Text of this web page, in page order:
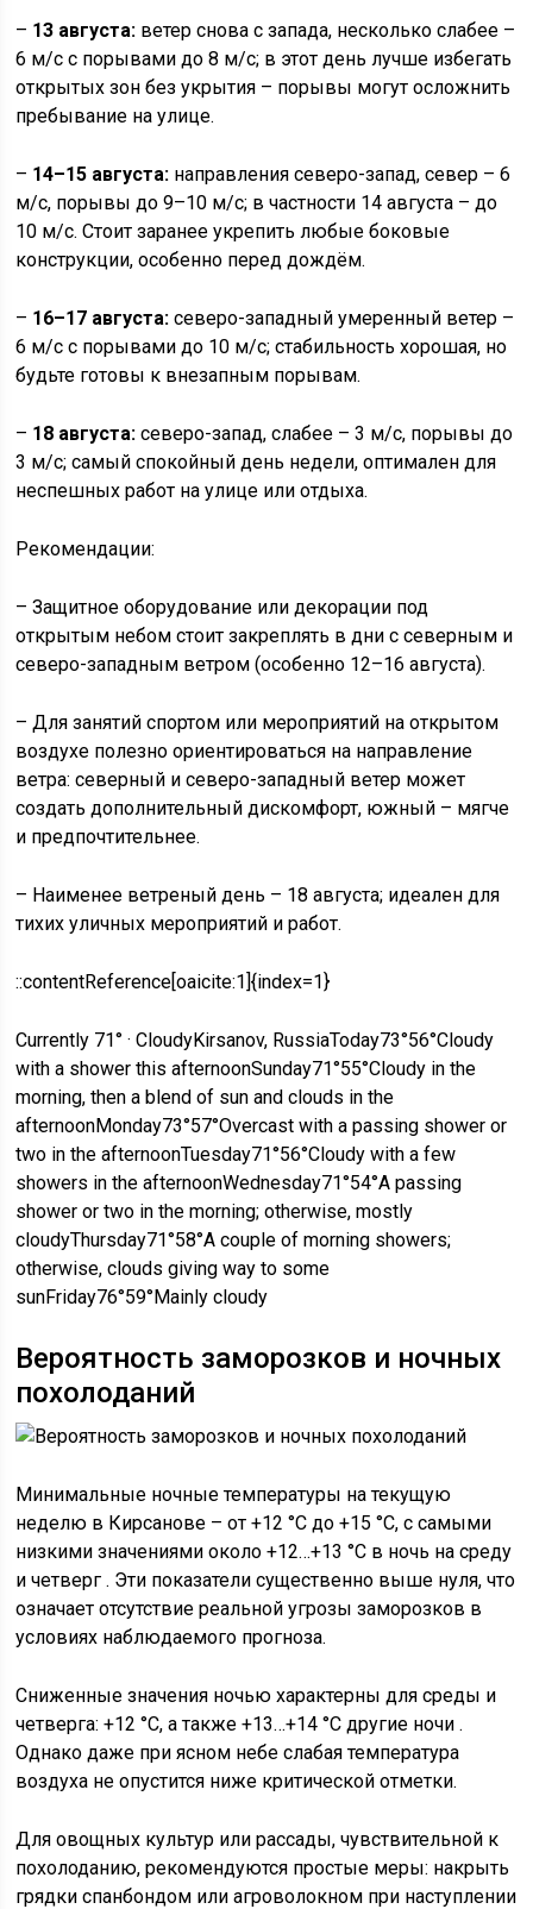
– 13 августа: ветер снова с запада, несколько слабее –
6 м/с с порывами до 8 м/с; в этот день лучше избегать
открытых зон без укрытия – порывы могут осложнить
пребывание на улице.
– 14–15 августа: направления северо-запад, север – 6
м/с, порывы до 9–10 м/с; в частности 14 августа – до
10 м/с. Стоит заранее укрепить любые боковые
конструкции, особенно перед дождём.
– 16–17 августа: северо-западный умеренный ветер –
6 м/с с порывами до 10 м/с; стабильность хорошая, но
будьте готовы к внезапным порывам.
– 18 августа: северо-запад, слабее – 3 м/с, порывы до
3 м/с; самый спокойный день недели, оптимален для
неспешных работ на улице или отдыха.
Рекомендации:
– Защитное оборудование или декорации под
открытым небом стоит закреплять в дни с северным и
северо-западным ветром (особенно 12–16 августа).
– Для занятий спортом или мероприятий на открытом
воздухе полезно ориентироваться на направление
ветра: северный и северо-западный ветер может
создать дополнительный дискомфорт, южный – мягче
и предпочтительнее.
– Наименее ветреный день – 18 августа; идеален для
тихих уличных мероприятий и работ.
::contentReference[oaicite:1]{index=1}
Currently 71° · CloudyKirsanov, RussiaToday73°56°Cloudy
with a shower this afternoonSunday71°55°Cloudy in the
morning, then a blend of sun and clouds in the
afternoonMonday73°57°Overcast with a passing shower or
two in the afternoonTuesday71°56°Cloudy with a few
showers in the afternoonWednesday71°54°A passing
shower or two in the morning; otherwise, mostly
cloudyThursday71°58°A couple of morning showers;
otherwise, clouds giving way to some
sunFriday76°59°Mainly cloudy
Вероятность заморозков и ночных
похолоданий
Минимальные ночные температуры на текущую
неделю в Кирсанове – от +12 °C до +15 °C, с самыми
низкими значениями около +12…+13 °C в ночь на среду
и четверг . Эти показатели существенно выше нуля, что
означает отсутствие реальной угрозы заморозков в
условиях наблюдаемого прогноза.
Сниженные значения ночью характерны для среды и
четверга: +12 °C, а также +13…+14 °C другие ночи .
Однако даже при ясном небе слабая температура
воздуха не опустится ниже критической отметки.
Для овощных культур или рассады, чувствительной к
похолоданию, рекомендуются простые меры: накрыть
грядки спанбондом или агроволокном при наступлении